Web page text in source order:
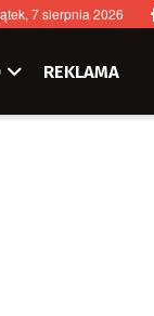
7 sierpnia 2026
REKLAMA